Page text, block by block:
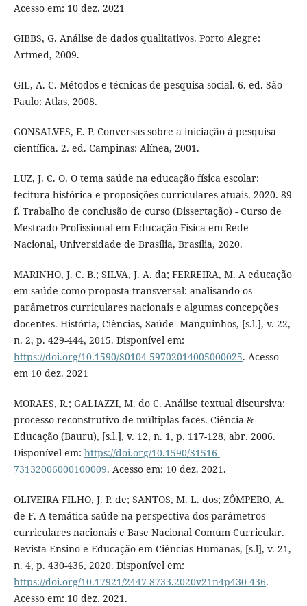
Acesso em: 10 dez. 2021
GIBBS, G. Análise de dados qualitativos. Porto Alegre:
Artmed, 2009.
GIL, A. C. Métodos e técnicas de pesquisa social. 6. ed. São
Paulo: Atlas, 2008.
GONSALVES, E. P. Conversas sobre a iniciação á pesquisa
científica. 2. ed. Campinas: Alínea, 2001.
LUZ, J. C. O. O tema saúde na educação física escolar:
tecitura histórica e proposições curriculares atuais. 2020. 89
f. Trabalho de conclusão de curso (Dissertação) - Curso de
Mestrado Profissional em Educação Física em Rede
Nacional, Universidade de Brasília, Brasília, 2020.
MARINHO, J. C. B.; SILVA, J. A. da; FERREIRA, M. A educação
em saúde como proposta transversal: analisando os
parâmetros curriculares nacionais e algumas concepções
docentes. História, Ciências, Saúde- Manguinhos, [s.l.], v. 22,
n. 2, p. 429-444, 2015. Disponível em:
https://doi.org/10.1590/S0104-59702014005000025. Acesso
em 10 dez. 2021
MORAES, R.; GALIAZZI, M. do C. Análise textual discursiva:
processo reconstrutivo de múltiplas faces. Ciência &
Educação (Bauru), [s.l.], v. 12, n. 1, p. 117-128, abr. 2006.
Disponível em: https://doi.org/10.1590/S1516-
73132006000100009. Acesso em: 10 dez. 2021.
OLIVEIRA FILHO, J. P. de; SANTOS, M. L. dos; ZÔMPERO, A.
de F. A temática saúde na perspectiva dos parâmetros
curriculares nacionais e Base Nacional Comum Curricular.
Revista Ensino e Educação em Ciências Humanas, [s.l], v. 21,
n. 4, p. 430-436, 2020. Disponível em:
https://doi.org/10.17921/2447-8733.2020v21n4p430-436.
Acesso em: 10 dez. 2021.